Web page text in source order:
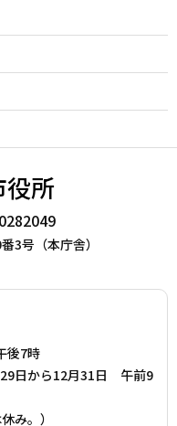
役所
3号（本庁舎）
後7時
日から12月31日 午前9
み。）